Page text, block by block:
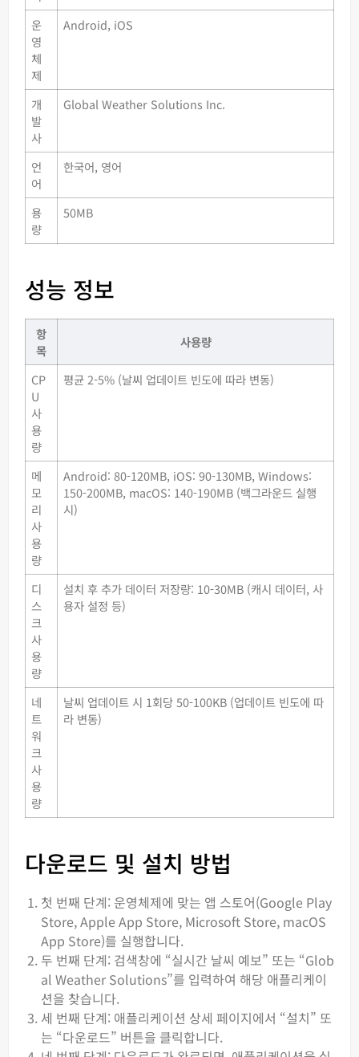
운
영
체
제
Android, iOS
개
발
사
Global Weather Solutions Inc.
언
어
한국어, 영어
용
량
50MB
성능 정보
항
목
사용량
CP
U
사
용
량
평균 2-5% (날씨 업데이트 빈도에 따라 변동)
메
모
리
사
용
량
Android: 80-120MB, iOS: 90-130MB, Windows:
150-200MB, macOS: 140-190MB (백그라운드 실행
시)
디
스
크
사
용
량
설치 후 추가 데이터 저장량: 10-30MB (캐시 데이터, 사
용자 설정 등)
네
트
워
크
사
용
량
날씨 업데이트 시 1회당 50-100KB (업데이트 빈도에 따
라 변동)
다운로드 및 설치 방법
첫 번째 단계: 운영체제에 맞는 앱 스토어(Google Play
Store, Apple App Store, Microsoft Store, macOS
App Store)를 실행합니다.
두 번째 단계: 검색창에 “실시간 날씨 예보” 또는 “Glob
al Weather Solutions”를 입력하여 해당 애플리케이
션을 찾습니다.
세 번째 단계: 애플리케이션 상세 페이지에서 “설치” 또
는 “다운로드” 버튼을 클릭합니다.